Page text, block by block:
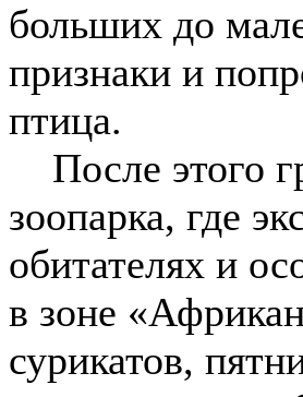
больших до
признаки и
птица.
После этого
зоопарка, где
обитателях и
в зоне
сурикатов,